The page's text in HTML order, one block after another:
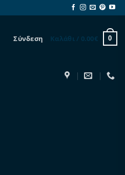
Σύνδεση Καλάθι / 0.00€ 0